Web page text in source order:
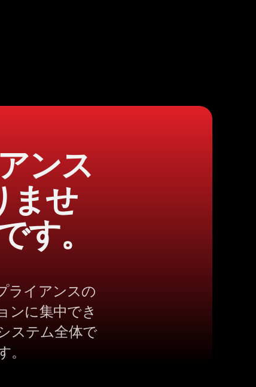
ンス
ませ
す。
ライアンスの
ンに集中でき
ステム全体で